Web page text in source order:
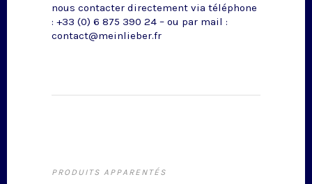
nous contacter directement via téléphone
: +33 (0) 6 875 390 24 – ou par mail :
contact@meinlieber.fr
PRODUITS APPARENTÉS